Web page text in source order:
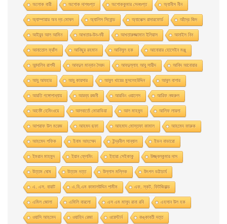
অলোক বারী অশােক দাশগুপ্ত অশোককুমার সেনগুপ্ত অ্যানীস নীন
অ্যাম্পায়ার অব দ্য মােঘল অ্যালিস সিবােন্ড অ্যালেক্স রাদারফোর্ড আঁদ্রে জিদ
আইয়ুব আল আমিন আখতার-উন-নবী আখতারুজ্জামান ইলিয়াস আনাইস নিন
আনাতােল ফ্রাঁস আনিছুর রহমান আনিসুল হক আনোয়ার হোসেইন মঞ্জু
আন্দালিব রাশদী আবদুল মান্নান সৈয়দ আবদুল্লাহ আবু সায়ীদ আবিদ আনোয়ার
আবু আযহার আবু কায়সার আবুল খায়ের মুসলেহউদ্দিন আবুল বাশার
আরতি গঙ্গোপাধ্যায় আরব্য রজনী আরভিং ওয়ালেস আরিফ নজরুল
আর্নেষ্ট হেমিংওয়ে আলবার্তো মােরাভিয়া আল মাহমুদ আলিফ লায়লা
আশরাফ উল ময়েজ আহমদ ছফা আহমাদ মোস্তফা কামাল আহমেদ ফারুক
আহমেদ শফিক ইনাম আহম্মেদ ইন্দ্রনীল সান্যাল ইভন নাভারাে
ইমরান মাহমুদ ইয়ান ফ্লেমিং ইহারা সেইকাকু উজ্জ্বলকুমার দাস
উত্তম ঘােষ উত্তম দত্ত উল্লাস মল্লিক উৎপল ভট্টাচার্য
এ. এস. বায়াট এ.বি.এম কামালউদ্দিন শামীম এফ. স্কট. ফিটজিরাল্ড
এমিল জোলা এমিলি বারলো এস এম মাসুদ রানা রবি এহসান উল হক
ওয়াসি আহমেদ ওয়াহিদ রেজা ওয়েস্টার্ন কঙ্কাবতী দত্ত